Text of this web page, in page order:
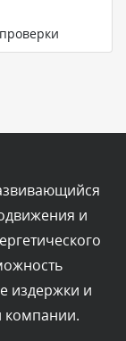
Сегодня, в 03:39
и
издержки и
компании.